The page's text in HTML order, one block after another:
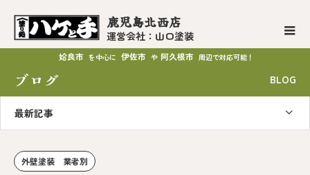
鹿児島北西店
運営会社：山口塗装
姶良市 を中心に 伊佐市 や 阿久根市 周辺で対応可能！
ブログ BLOG
最新記事
外壁塗装 業者別